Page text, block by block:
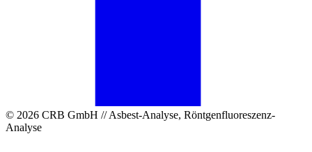
© 2026 CRB GmbH // Asbest-Analyse, Röntgenfluoreszenz-
Analyse